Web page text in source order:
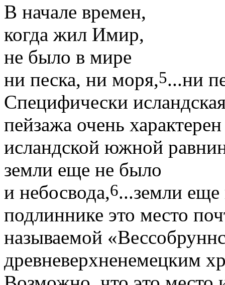
В начале времен,
когда жил Имир,
не было в мире
ни песка, ни моря,5...ни
Специфически
пейзажа очень
исландской южной
земли еще не было
и небосвода,6...земли
подлиннике это место
называемой
древневерхненемецким